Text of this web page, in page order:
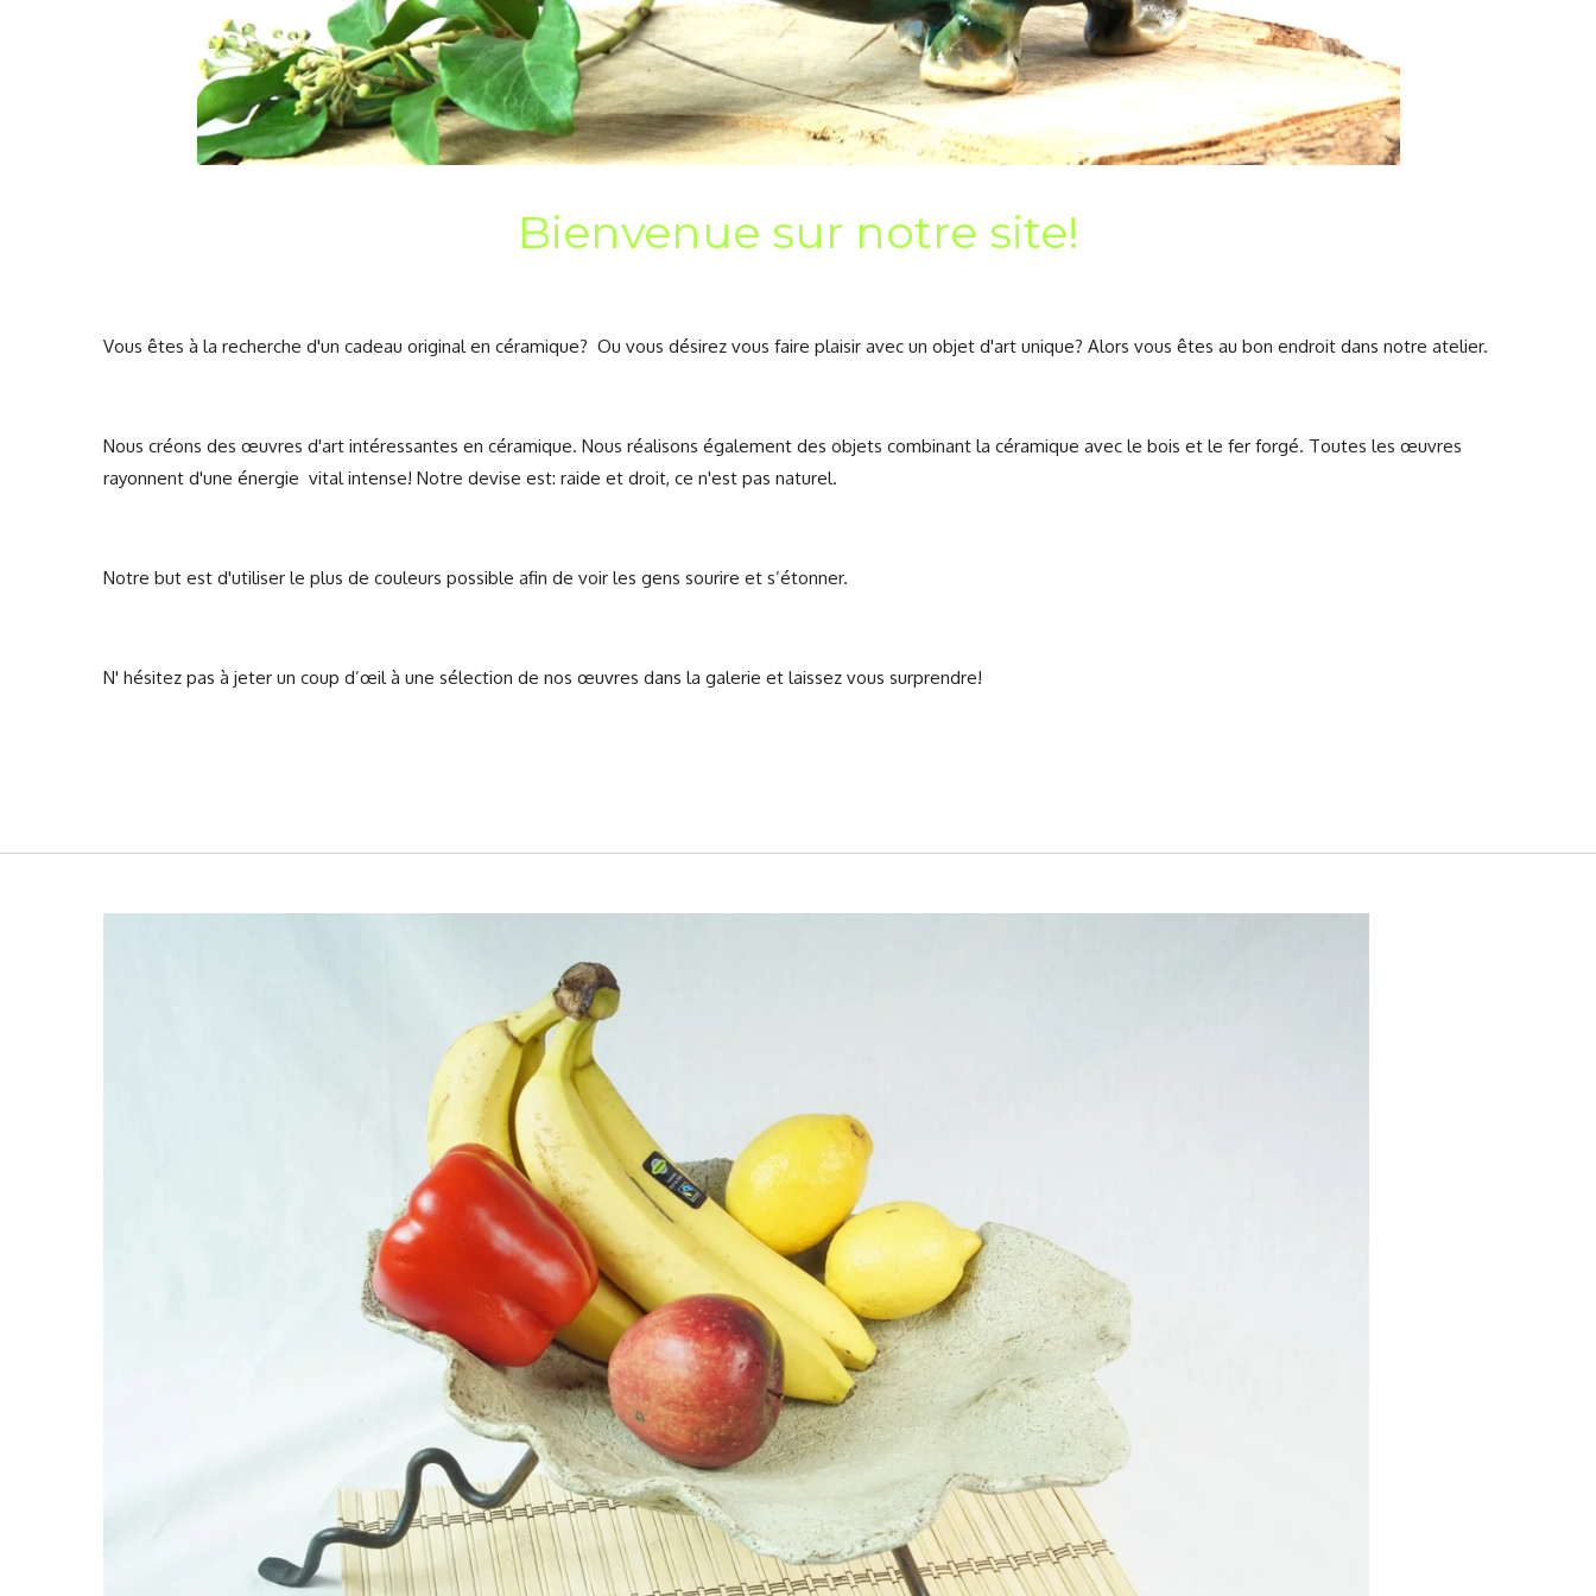
Bienvenue sur notre site!
Vous êtes à la recherche d'un cadeau original en céramique? Ou vous désirez vous faire plaisir avec un objet d'art unique? Alors vous êtes au bon endroit dans notre atelier.
Nous créons des œuvres d'art intéressantes en céramique. Nous réalisons également des objets combinant la céramique avec le bois et le fer forgé. Toutes les œuvres
rayonnent d'une énergie vital intense! Notre devise est: raide et droit, ce n'est pas naturel.
Notre but est d'utiliser le plus de couleurs possible afin de voir les gens sourire et s’étonner.
N' hésitez pas à jeter un coup d’œil à une sélection de nos œuvres dans la galerie et laissez vous surprendre!